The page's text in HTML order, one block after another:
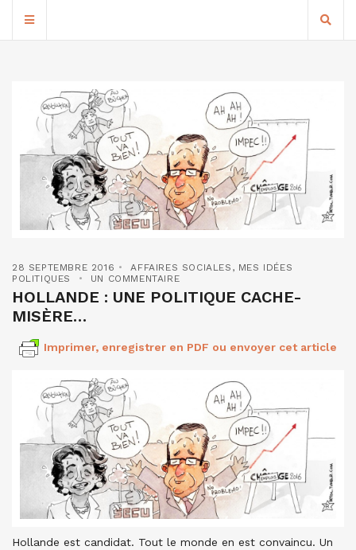
28 SEPTEMBRE 2016 AFFAIRES SOCIALES , MES IDÉES
POLITIQUES
UN COMMENTAIRE
HOLLANDE : UNE POLITIQUE CACHE-
MISÈRE…
Imprimer, enregistrer en PDF ou envoyer cet article
Hollande est candidat. Tout le monde en est convaincu. Un